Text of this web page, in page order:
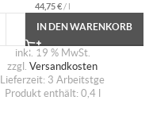
44,75€/ l
IN DEN WARENKORB
inkl. 19 % MwSt.
zzgl.Versandkosten
Lieferzeit: 3 Arbeitstge
Produkt enthält: 0,4 l